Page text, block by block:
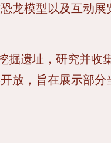
龙模型以及互动展
遗址，研究并收
放，旨在展示部分